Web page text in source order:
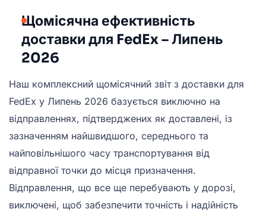
Щомісячна ефективність
доставки для FedEx – Липень
2026
Наш комплексний щомісячний звіт з доставки для
FedEx у Липень 2026 базується виключно на
відправленнях, підтверджених як доставлені, із
зазначенням найшвидшого, середнього та
найповільнішого часу транспортування від
відправної точки до місця призначення.
Відправлення, що все ще перебувають у дорозі,
виключені, щоб забезпечити точність і надійність